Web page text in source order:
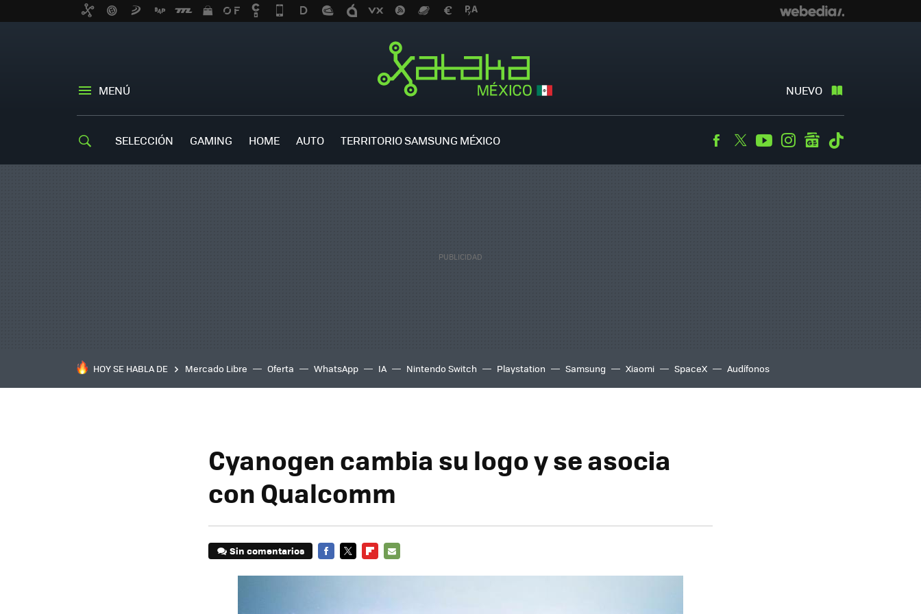
MENÚ NUEVO
SELECCIÓN GAMING HOME AUTO TERRITORIO SAMSUNG MÉXICO Facebook
TwitterYoutubeInstagramgooglenews
HOY SE HABLA DE Mercado Libre Oferta WhatsApp IA Nintendo Switch Playstation Samsung Xiaomi SpaceX Audífonos
Cyanogen cambia su logo y se asocia
con Qualcomm
Sin comentarios